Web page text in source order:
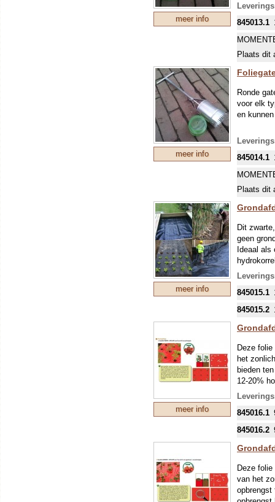
meer info
845013.1
Plaats dit
meer info
Ronde
voor elk
en
845014.1
Plaats dit
meer info
Dit
geen
Ideaal
Verder
worden
maakt
bij de
EEN
845015.1
845015.2
meer info
Deze
het
bieden
12-20%
Dit
warmt
845016.1
845016.2
Deze
van het
opbrengst